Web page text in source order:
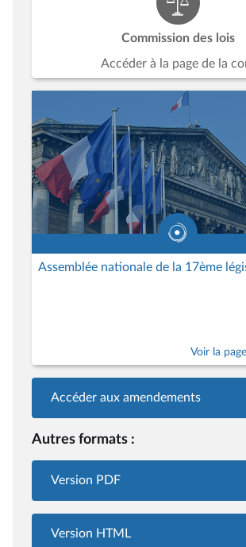
Commission des lois
Accéder à la page de la
Assemblée nationale de la 17ème
Voir la
Accéder aux amendements
Autres formats :
Version PDF
Version HTML